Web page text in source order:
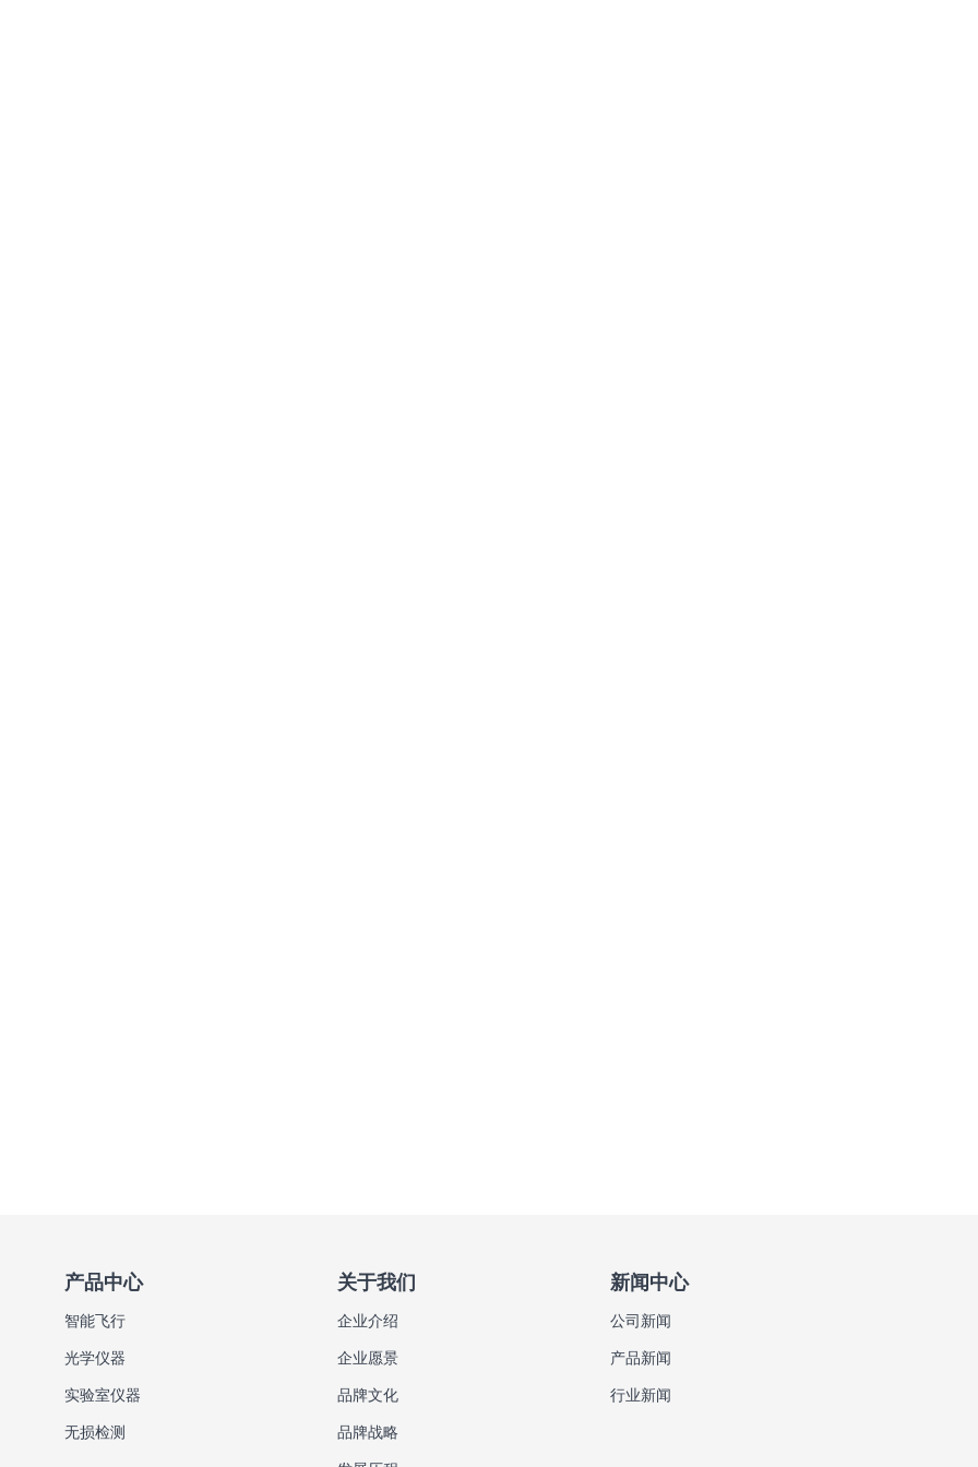
产品中心
智能飞行
光学仪器
实验室仪器
无损检测
关于我们
企业介绍
企业愿景
品牌文化
品牌战略
新闻中心
公司新闻
产品新闻
行业新闻